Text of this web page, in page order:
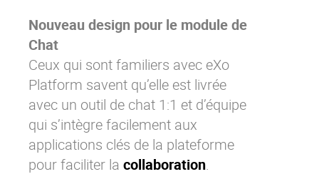
Nouveau design pour le module de
Chat
Ceux qui sont familiers avec eXo
Platform savent qu’elle est livrée
avec un outil de chat 1:1 et d’équipe
qui s’intègre facilement aux
applications clés de la plateforme
pour faciliter la collaboration.